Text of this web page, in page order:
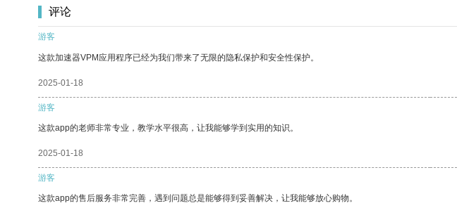
评论
游客
这款加速器VPM应用程序已经为我们带来了无限的隐私保护和安全性保护。
2025-01-18
游客
这款app的老师非常专业，教学水平很高，让我能够学到实用的知识。
2025-01-18
游客
这款app的售后服务非常完善，遇到问题总是能够得到妥善解决，让我能够放心购物。